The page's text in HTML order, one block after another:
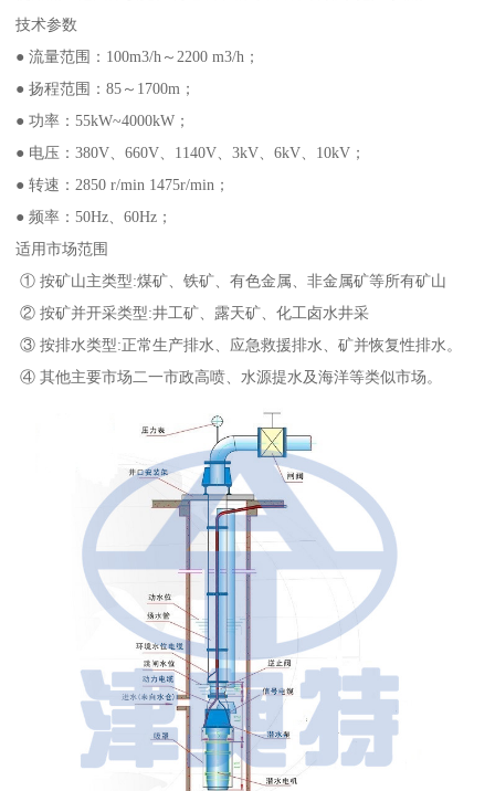
技术参数
● 流量范围：100m3/h～2200 m3/h；
● 扬程范围：85～1700m；
● 功率：55kW~4000kW；
● 电压：380V、660V、1140V、3kV、6kV、10kV；
● 转速：2850 r/min 1475r/min；
● 频率：50Hz、60Hz；
适用市场范围
① 按矿山主类型:煤矿、铁矿、有色金属、非金属矿等所有矿山
② 按矿并开采类型:井工矿、露天矿、化工卤水井采
③ 按排水类型:正常生产排水、应急救援排水、矿并恢复性排水。
④ 其他主要市场二一市政高喷、水源提水及海洋等类似市场。